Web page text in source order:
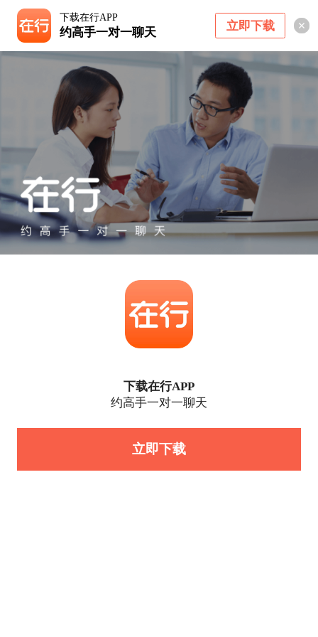
下载在行APP
约高手一对一聊天 立即下载
下载在行APP
约高手一对一聊天
立即下载